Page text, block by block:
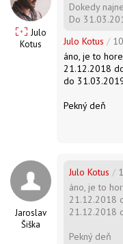
Julo
Kotus
Dokedy
Do
Julo Kotus /
áno, je to
21.12.2018
do
Pekný deň
Jaroslav
Šiška
Julo Kotus /
áno, je to
21.12.2018
21.12.2018
Pekný deň